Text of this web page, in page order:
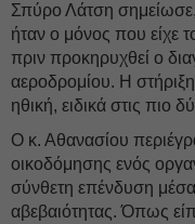
Σπύρο Λάτση σημείωσε,
ήταν ο μόνος που είχε
πριν προκηρυχθεί ο
αεροδρομίου. Η
ηθική, ειδικά στις πιο
Ο κ. Αθανασίου
οικοδόμησης ενός
σύνθετη επένδυση
αβεβαιότητας. Όπως